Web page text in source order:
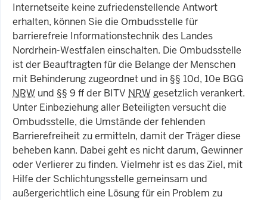
Internetseite keine zufriedenstellende Antwort
erhalten, können Sie die Ombudsstelle für
barrierefreie Informationstechnik des Landes
Nordrhein-Westfalen einschalten. Die Ombudsstelle
ist der Beauftragten für die Belange der Menschen
mit Behinderung zugeordnet und in §§ 10d, 10e BGG
NRW und §§ 9 ff der BITV NRWgesetzlich verankert.
Unter Einbeziehung aller Beteiligten versucht die
Ombudsstelle, die Umstände der fehlenden
Barrierefreiheit zu ermitteln, damit der Träger diese
beheben kann. Dabei geht es nicht darum, Gewinner
oder Verlierer zu finden. Vielmehr ist es das Ziel, mit
Hilfe der Schlichtungsstelle gemeinsam und
außergerichtlich eine Lösung für ein Problem zu